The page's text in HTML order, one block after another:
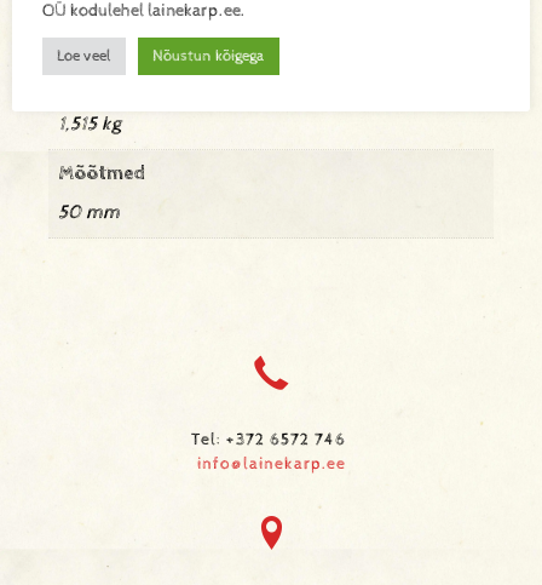
Lisainfo
1,515 kg
Mõõtmed
50 mm
OÜ kodulehel lainekarp.ee.
Loe veel Nõustun kõigega
Tel: +372 6572 746
info@lainekarp.ee